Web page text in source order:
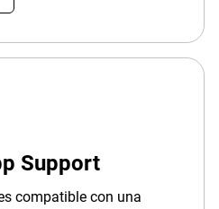
Support
compatible con una